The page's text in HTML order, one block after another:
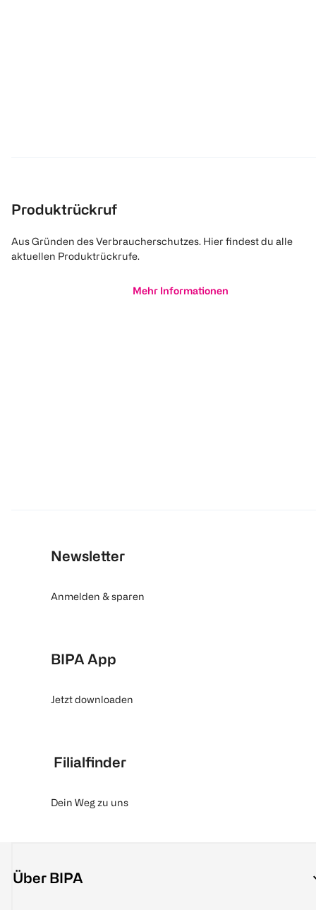
Produktrückruf
Aus Gründen des Verbraucherschutzes. Hier findest du alle
aktuellen Produktrückrufe.
Mehr Informationen
Newsletter
Anmelden & sparen
BIPA App
Jetzt downloaden
Filialfinder
Dein Weg zu uns
Über BIPA